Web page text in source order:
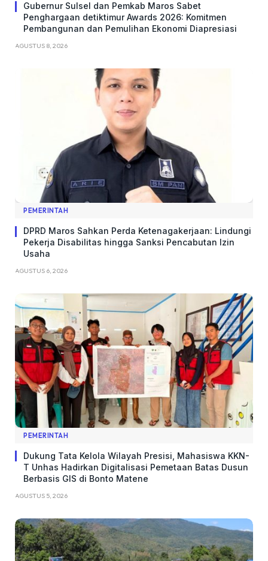
Gubernur Sulsel dan Pemkab Maros Sabet
Penghargaan detiktimur Awards 2026: Komitmen
Pembangunan dan Pemulihan Ekonomi Diapresiasi
AGUSTUS 8, 2026
PEMERINTAH
DPRD Maros Sahkan Perda Ketenagakerjaan: Lindungi
Pekerja Disabilitas hingga Sanksi Pencabutan Izin
Usaha
AGUSTUS 6, 2026
PEMERINTAH
Dukung Tata Kelola Wilayah Presisi, Mahasiswa KKN-
T Unhas Hadirkan Digitalisasi Pemetaan Batas Dusun
Berbasis GIS di Bonto Matene
AGUSTUS 5, 2026